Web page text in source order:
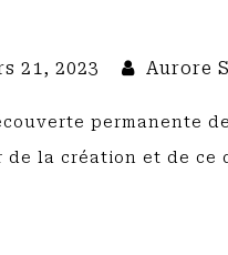
21, 2023 Aurore
permanente
de la création et de ce